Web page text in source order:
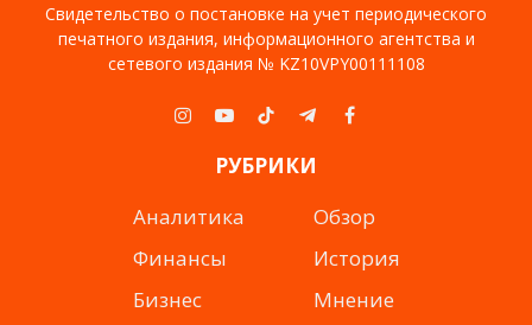
Свидетельство о постановке на учет периодического
печатного издания, информационного агентства и
сетевого издания № KZ10VPY00111108
Instagram
YouTubeTikTokTelegramFacebook
РУБРИКИ
Аналитика
Финансы
Бизнес
Обзор
История
Мнение